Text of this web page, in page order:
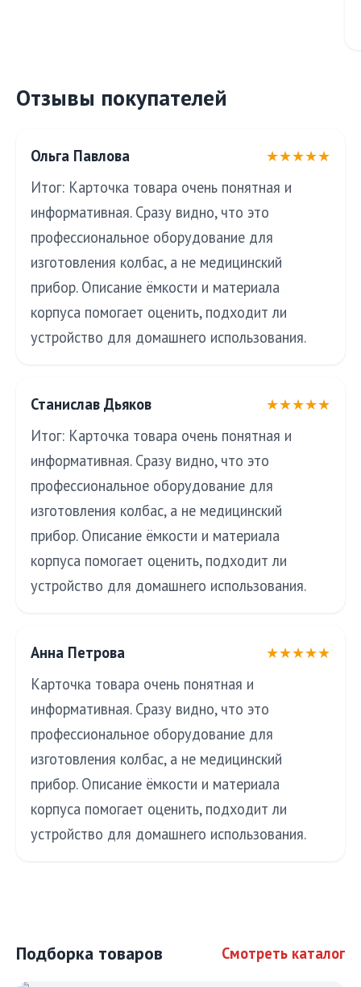
Отзывы покупателей
Ольга Павлова
★★★★★
Итог: Карточка товара очень понятная и
информативная. Сразу видно, что это
профессиональное оборудование для
изготовления колбас, а не медицинский
прибор. Описание ёмкости и материала
корпуса помогает оценить, подходит ли
устройство для домашнего использования.
Станислав Дьяков
★★★★★
Итог: Карточка товара очень понятная и
информативная. Сразу видно, что это
профессиональное оборудование для
изготовления колбас, а не медицинский
прибор. Описание ёмкости и материала
корпуса помогает оценить, подходит ли
устройство для домашнего использования.
Анна Петрова
★★★★★
Карточка товара очень понятная и
информативная. Сразу видно, что это
профессиональное оборудование для
изготовления колбас, а не медицинский
прибор. Описание ёмкости и материала
корпуса помогает оценить, подходит ли
устройство для домашнего использования.
Подборка товаров Смотреть каталог